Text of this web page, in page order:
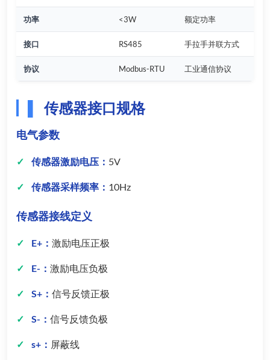
功率 <3W 额定功率
接口 RS485 手拉手并联方式
协议 Modbus-RTU 工业通信协议
传感器接口规格
电气参数
传感器激励电压： 5V
传感器采样频率： 10Hz
传感器接线定义
E+： 激励电压正极
E-： 激励电压负极
S+： 信号反馈正极
S-： 信号反馈负极
s+： 屏蔽线